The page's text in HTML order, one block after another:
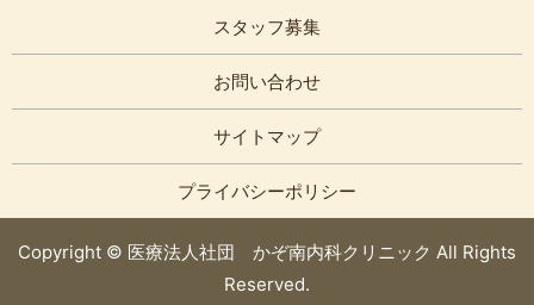
スタッフ募集
お問い合わせ
サイトマップ
プライバシーポリシー
Copyright © 医療法人社団 かぞ南内科クリニック All Rights
Reserved.